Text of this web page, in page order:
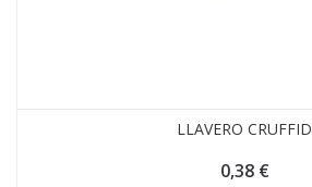
LLAVERO CRUFFID
0,38 €